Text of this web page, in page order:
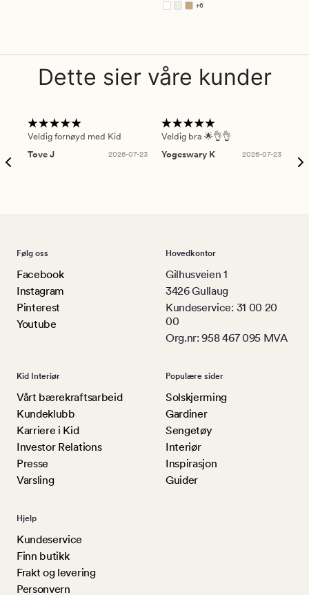
+6
Tilgjengelig i flere farger
Dette sier våre kunder
Veldig fornøyd med Kid
Tove J
2026-07-23
Veldig bra 🌟👌👌
Yogeswary K
2026-07-23
Følg oss
Facebook
Instagram
Pinterest
Youtube
Hovedkontor
Gilhusveien 1
3426 Gullaug
Kundeservice: 31 00 20
00
Org.nr: 958 467 095 MVA
Kid Interiør
Vårt bærekraftsarbeid
Kundeklubb
Karriere i Kid
Investor Relations
Presse
Varsling
Populære sider
Solskjerming
Gardiner
Sengetøy
Interiør
Inspirasjon
Guider
Hjelp
Kundeservice
Finn butikk
Frakt og levering
Personvern